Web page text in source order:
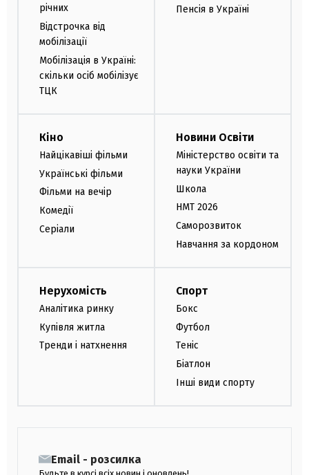
річних
Відстрочка від
мобілізації
Мобілізація в Україні:
скільки осіб мобілізує
ТЦК
Пенсія в Україні
Кіно
Найцікавіші фільми
Українські фільми
Фільми на вечір
Комедії
Серіали
Новини Освіти
Міністерство освіти та
науки України
Школа
НМТ 2026
Саморозвиток
Навчання за кордоном
Нерухомість
Аналітика ринку
Купівля житла
Тренди і натхнення
Спорт
Бокс
Футбол
Теніс
Біатлон
Інші види спорту
Email - розсилка